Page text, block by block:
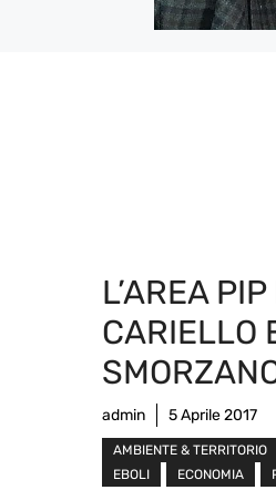
L’AREA
CARIELLO
admin 5 Aprile 2017
AMBIENTE & TERRITORIO
EBOLI
ECONOMIA